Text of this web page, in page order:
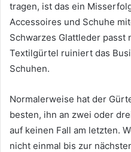
tragen, ist das ein
Accessoires und Schuhe
Schwarzes Glattleder passt
Textilgürtel ruiniert das
Schuhen.
Normalerweise hat der
besten, ihn an zwei oder
auf keinen Fall am letzten.
nicht einmal bis zur